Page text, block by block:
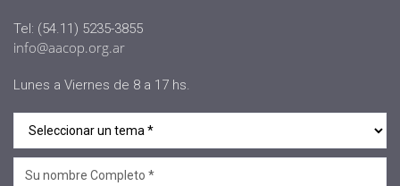
#jornadaabierta2022
#medios
#linea sociedad
#Mcop Hugo Lopez
Tel: (54.11) 5235-3855
info@aacop.org.ar
Lunes a Viernes de 8 a 17 hs.